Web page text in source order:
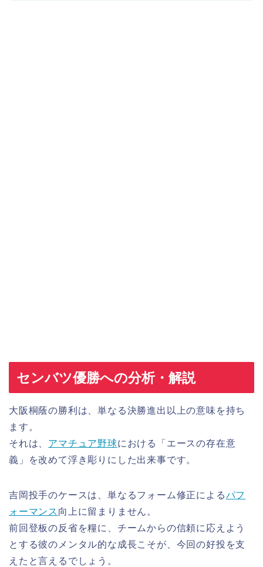
センバツ優勝への分析・解説
大阪桐蔭の勝利は、単なる決勝進出以上の意味を持ち
ます。
それは、 アマチュア野球における「エースの存在意
義」を改めて浮き彫りにした出来事です。
吉岡投手のケースは、単なるフォーム修正によるパフ
ォーマンス 向上に留まりません。
前回登板の反省を糧に、チームからの信頼に応えよう
とする彼のメンタル的な成長こそが、今回の好投を支
えたと言えるでしょう。